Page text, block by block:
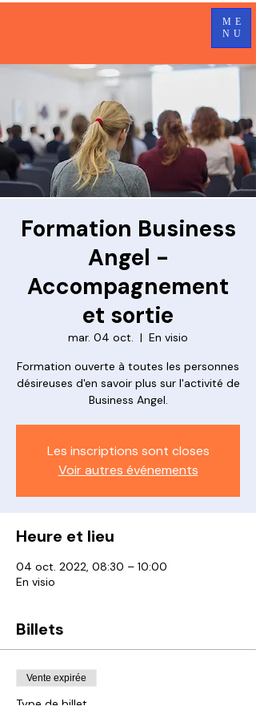
ME
NU
Formation Business
Angel -
Accompagnement
et sortie
mar. 04 oct.
  |
En visio
Formation ouverte à toutes les personnes
désireuses d'en savoir plus sur l'activité de
Business Angel.
Les inscriptions sont closes
Voir autres événements
Heure et lieu
04 oct. 2022, 08:30 – 10:00
En visio
Billets
Vente expirée
Type de billet